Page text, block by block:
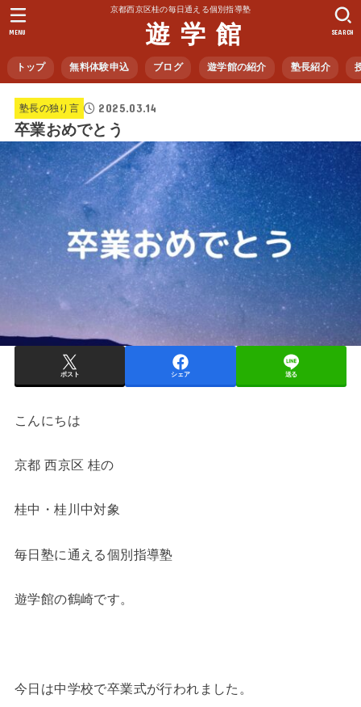
京都西京区桂の毎日通える個別指導塾
遊 学 館
トップ 無料体験申込 ブログ 遊学館の紹介 塾長紹介
SEARCH
MENU
塾長の独り言 2025.03.14
卒業おめでとう
ポスト シェア 送る
こんにちは
京都 西京区 桂の
桂中・桂川中対象
毎日塾に通える個別指導塾
遊学館の鶴崎です。
今日は中学校で卒業式が行われました。